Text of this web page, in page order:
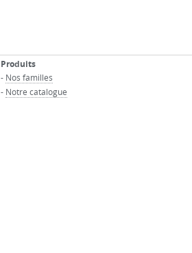
Produits
- Nos familles
- Notre catalogue